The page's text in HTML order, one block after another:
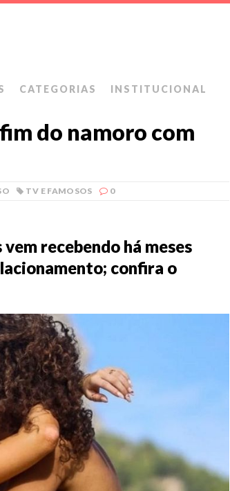
CATEGORIAS INSTITUCIONAL
do namoro com
TV E FAMOSOS 0
recebendo há meses
confira o